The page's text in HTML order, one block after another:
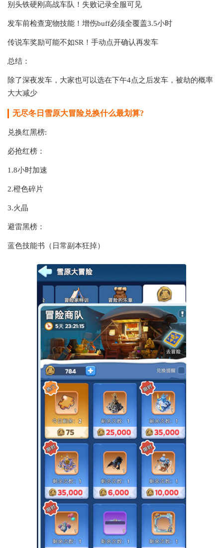
别头铁硬刚高战车队！失败记录全服可见
发车前检查宠物技能！增伤buff必须全覆盖3.5小时
传说车奖励可能不如SR！手动点开确认再发车
总结：
除了深夜发车，大家也可以选在下午4点之后发车，被劫的概率
大大减少
无尽冬日雪原大冒险兑换什么最划算?
兑换红黑榜:
必抢红榜：
1.8小时加速
2.橙色碎片
3.火晶
避雷黑榜：
蓝色技能书（日常副本狂掉）